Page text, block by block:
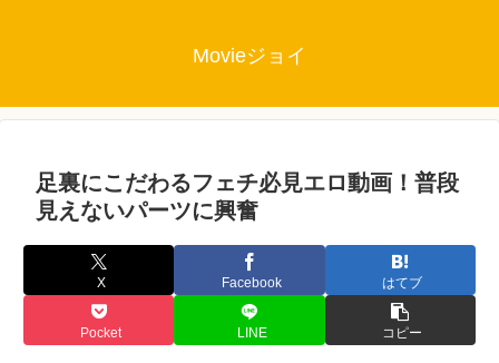
Movieジョイ
足裏にこだわるフェチ必見エロ動画！普段
見えないパーツに興奮
X Facebook はてブ
Pocket LINE コピー